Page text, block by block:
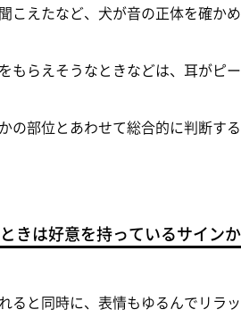
こえたなど、犬が音の正体を確か
もらえそうなときなどは、耳がピ
の部位とあわせて総合的に判断す
きは好意を持っているサイン
ると同時に、表情もゆるんでリラ